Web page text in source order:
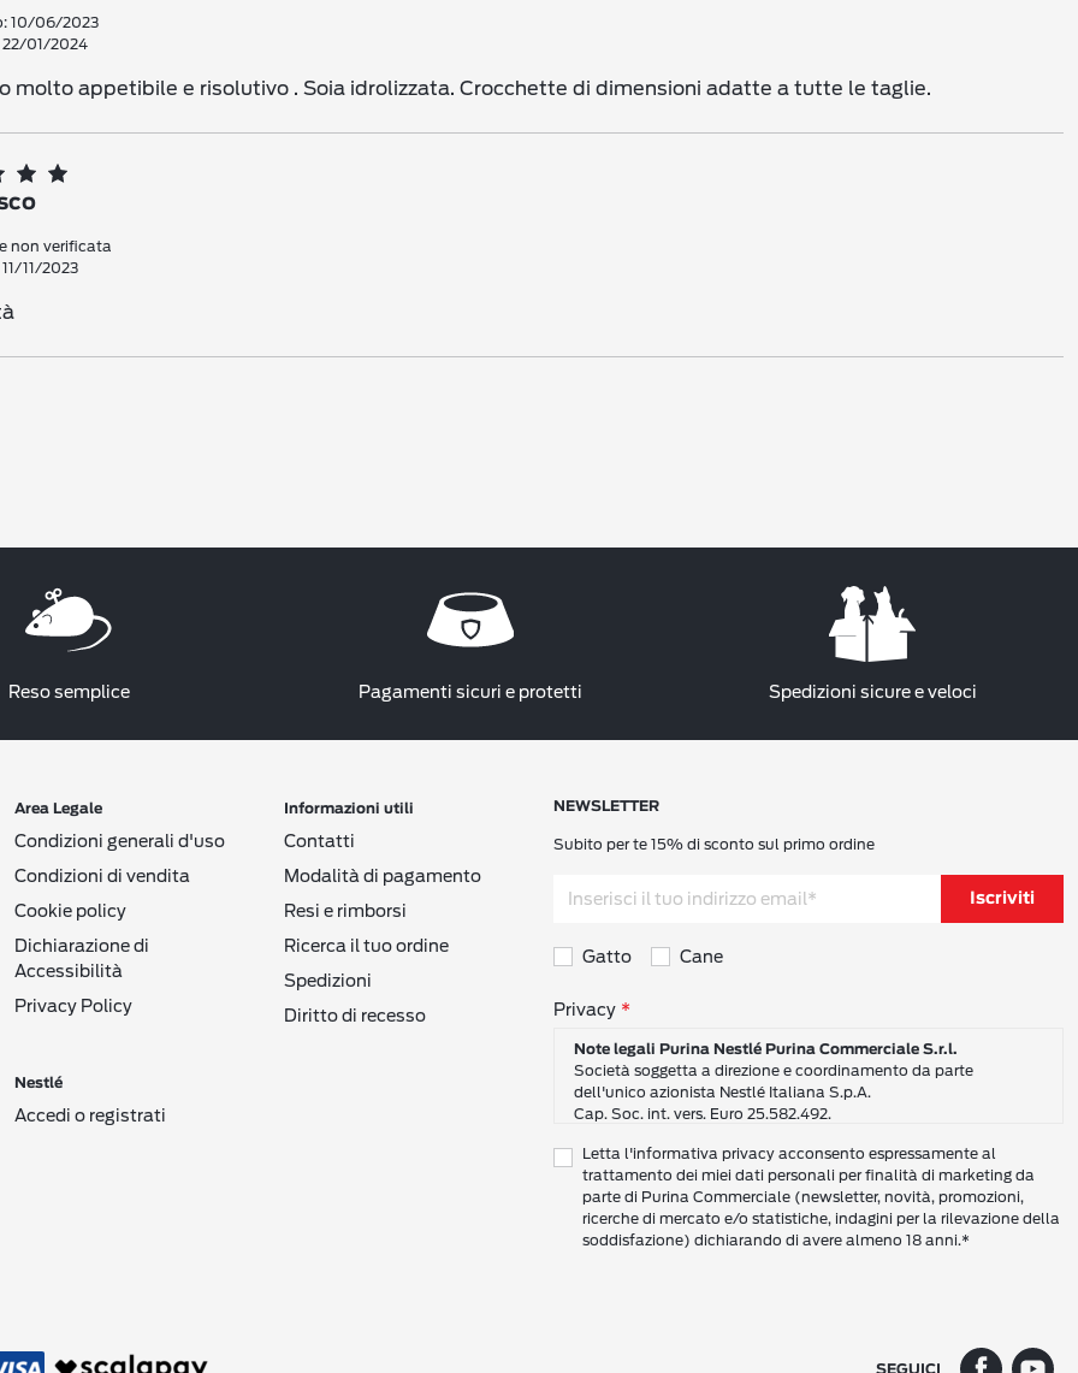
voti
voti
voti
voti
10/06/2023
22/01/2024
molto appetibile e risolutivo . Soia idrolizzata. Crocchette di dimensioni adatte a tutte le taglie.
non verificata
11/2023
Reso semplice Pagamenti sicuri e protetti Spedizioni sicure e veloci
NEWSLETTER
Subito per te 15% di sconto sul primo ordine
Iscriviti
Gatto Cane
Consensi sulla privacy
Privacy
Note legali Purina Nestlé Purina Commerciale S.r.l.
Società soggetta a direzione e coordinamento da parte
dell'unico azionista Nestlé Italiana S.p.A.
Cap. Soc. int. vers. Euro 25.582.492.
6 - 20057 Assago (Mi)
Tel.: +39 02 8181 1
Codice Fiscale e Partita I.V.A. 10805410965
PEC: pur.it@pec.it
(“Informativa”) per conoscere le nostre politiche e pratiche relative ai vostri Dati
Letta l'informativa privacy acconsento espressamente al
trattamento dei miei dati personali per finalità di marketing da
parte di Purina Commerciale (newsletter, novità, promozioni,
ricerche di mercato e/o statistiche, indagini per la rilevazione della
soddisfazione) dichiarando di avere almeno 18 anni.*
Area Legale
Condizioni generali d'uso
Condizioni di vendita
Cookie policy
Dichiarazione di
Accessibilità
Privacy Policy
Informazioni utili
Contatti
Modalità di pagamento
Resi e rimborsi
Ricerca il tuo ordine
Spedizioni
Diritto di recesso
Nestlé
Accedi o registrati
SEGUICI